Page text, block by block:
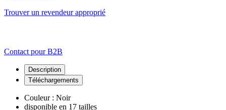
B&W
Trouver un revendeur approprié
Contact pour B2B
Description
Téléchargements
Couleur : Noir
disponible en 17 tailles